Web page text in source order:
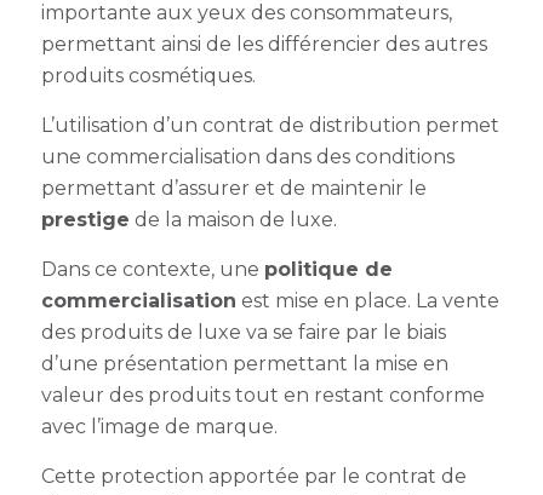
importante aux yeux des consommateurs,
permettant ainsi de les différencier des autres
produits cosmétiques.
L’utilisation d’un contrat de distribution permet
une commercialisation dans des conditions
permettant d’assurer et de maintenir le
prestige de la maison de luxe.
Dans ce contexte, une politique de
commercialisation est mise en place. La vente
des produits de luxe va se faire par le biais
d’une présentation permettant la mise en
valeur des produits tout en restant conforme
avec l’image de marque.
Cette protection apportée par le contrat de